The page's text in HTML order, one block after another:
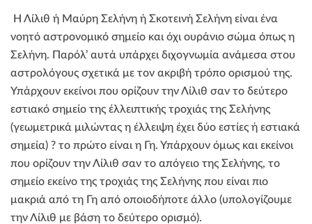
Η Λίλιθ ή Μαύρη Σελήνη ή Σκοτεινή Σελήνη είναι ένα
νοητό αστρονομικό σημείο και όχι ουράνιο σώμα όπως η
Σελήνη. Παρόλ’ αυτά υπάρχει διχογνωμία ανάμεσα στου
αστρολόγους σχετικά με τον ακριβή τρόπο ορισμού της.
Υπάρχουν εκείνοι που ορίζουν την Λίλιθ σαν το δεύτερο
εστιακό σημείο της έλλειπτικής τροχιάς της Σελήνης
(γεωμετρικά μιλώντας η έλλειψη έχει δύο εστίες ή εστιακά
σημεία) ? το πρώτο είναι η Γη. Υπάρχουν όμως και εκείνοι
που ορίζουν την Λίλιθ σαν το απόγειο της Σελήνης, το
σημείο εκείνο της τροχιάς της Σελήνης που είναι πιο
μακριά από τη Γη από οποιοδήποτε άλλο (υπολογίζουμε
την Λίλιθ με βάση το δεύτερο ορισμό).